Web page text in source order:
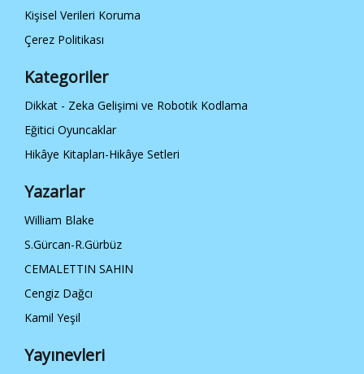
Kişisel Verileri Koruma
Çerez Politikası
Kategoriler
Dikkat - Zeka Gelişimi ve Robotik Kodlama
Eğitici Oyuncaklar
Hikâye Kitapları-Hikâye Setleri
Yazarlar
William Blake
S.Gürcan-R.Gürbüz
CEMALETTIN SAHIN
Cengiz Dağcı
Kamil Yeşil
Yayınevleri